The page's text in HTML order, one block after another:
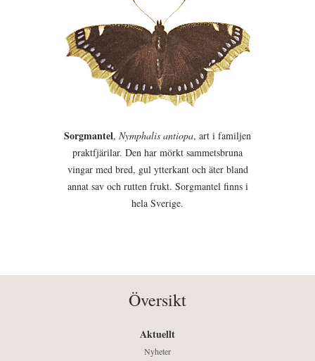
Sorgmantel, Nymphalis antiopa, art i familjen
praktfjärilar. Den har mörkt sammetsbruna
vingar med bred, gul ytterkant och äter bland
annat sav och rutten frukt. Sorgmantel finns i
hela Sverige.
Översikt
Aktuellt
Nyheter